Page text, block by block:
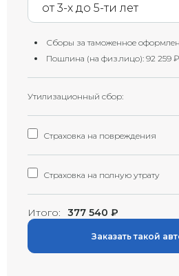
от 3-х до 5-ти лет
Сборы за таможенное
Пошлина (на физ.лицо): 92 259 ₽
Утилизационный сбор:
Страховка на повреждения
Страховка на полную утрату
Итого: 377 540 ₽
Заказать такой